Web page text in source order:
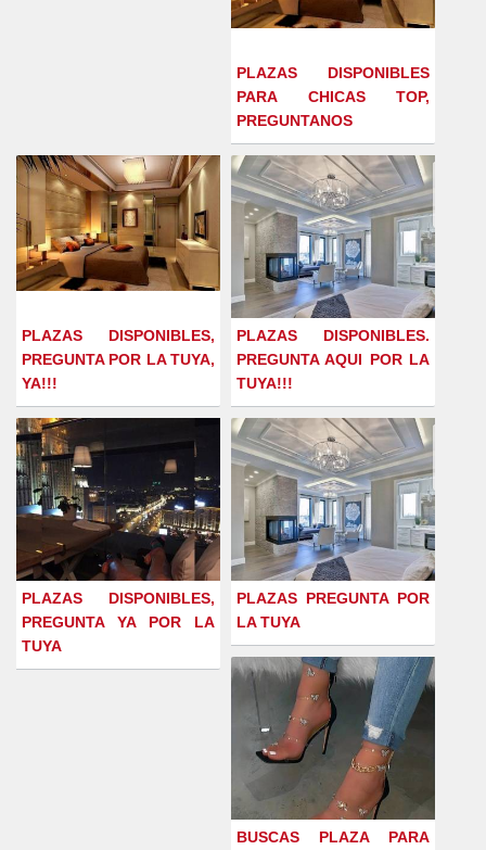
PLAZAS DISPONIBLES
PARA CHICAS TOP,
PREGUNTANOS
PLAZAS DISPONIBLES,
PREGUNTA POR LA TUYA,
YA!!!
PLAZAS DISPONIBLES.
PREGUNTA AQUI POR LA
TUYA!!!
PLAZAS DISPONIBLES,
PREGUNTA YA POR LA
TUYA
PLAZAS PREGUNTA POR
LA TUYA
BUSCAS PLAZA PARA